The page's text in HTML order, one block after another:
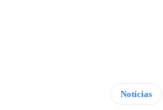
Notícias